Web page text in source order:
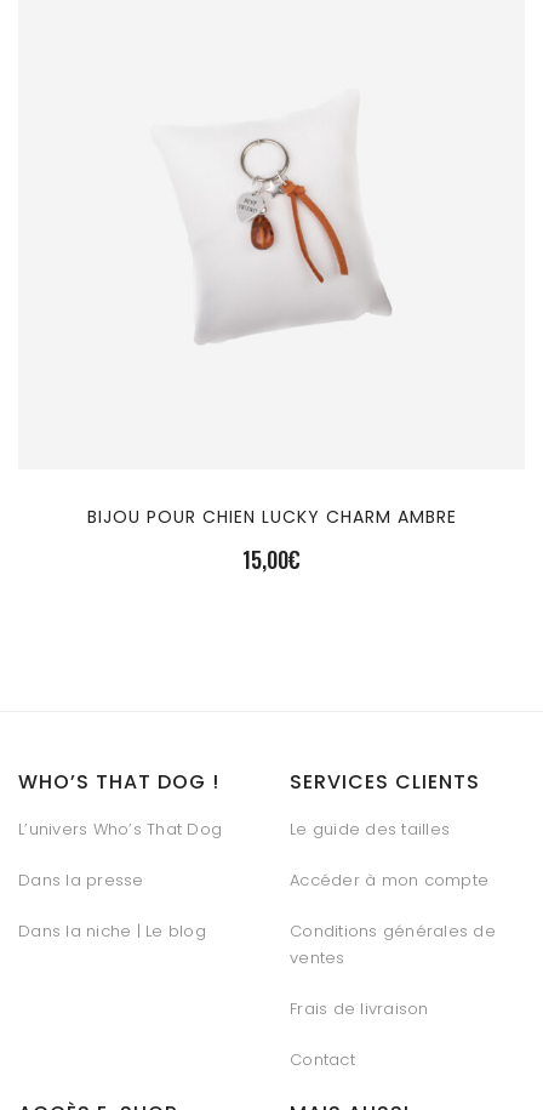
BIJOU POUR CHIEN LUCKY CHARM AMBRE
15,00€
WHO’S THAT DOG !
L’univers Who’s That Dog
Dans la presse
Dans la niche | Le blog
SERVICES CLIENTS
Le guide des tailles
Accéder à mon compte
Conditions générales de
ventes
Frais de livraison
Contact